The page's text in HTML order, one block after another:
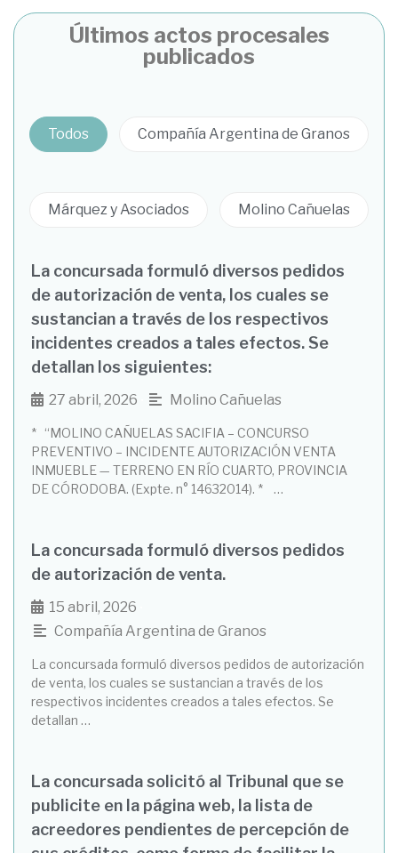
Últimos actos procesales
publicados
Todos Compañía Argentina de Granos
Márquez y Asociados Molino Cañuelas
La concursada formuló diversos pedidos
de autorización de venta, los cuales se
sustancian a través de los respectivos
incidentes creados a tales efectos. Se
detallan los siguientes:
27 abril, 2026 Molino Cañuelas
* “MOLINO CAÑUELAS SACIFIA – CONCURSO
PREVENTIVO – INCIDENTE AUTORIZACIÓN VENTA
INMUEBLE — TERRENO EN RÍO CUARTO, PROVINCIA
DE CÓRODOBA. (Expte. n° 14632014). * …
La concursada formuló diversos pedidos
de autorización de venta.
15 abril, 2026
Compañía Argentina de Granos
La concursada formuló diversos pedidos de autorización
de venta, los cuales se sustancian a través de los
respectivos incidentes creados a tales efectos. Se
detallan …
La concursada solicitó al Tribunal que se
publicite en la página web, la lista de
acreedores pendientes de percepción de